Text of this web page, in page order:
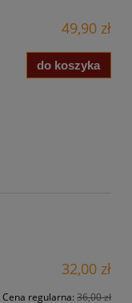
49,90 zł
do koszyka
32,00 zł
Cena regularna: 36,00 zł